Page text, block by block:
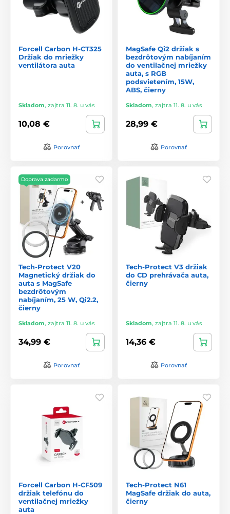
Forcell Carbon H-CT325
Držiak do mriežky
ventilátora auta
Skladom, zajtra 11. 8. u vás
10,08 €
Porovnať
MagSafe Qi2 držiak s
bezdrôtovým nabíjaním
do ventilačnej mriežky
auta, s RGB
podsvietením, 15W,
ABS, čierny
Skladom, zajtra 11. 8. u vás
28,99 €
Porovnať
Doprava zadarmo
Tech-Protect V20
Magnetický držiak do
auta s MagSafe
bezdrôtovým
nabíjaním, 25 W, Qi2.2,
čierny
Skladom, zajtra 11. 8. u vás
34,99 €
Porovnať
Tech-Protect V3 držiak
do CD prehrávača auta,
čierny
Skladom, zajtra 11. 8. u vás
14,36 €
Porovnať
Forcell Carbon H-CF509
držiak telefónu do
ventilačnej mriežky
auta
Tech-Protect N61
MagSafe držiak do auta,
čierny